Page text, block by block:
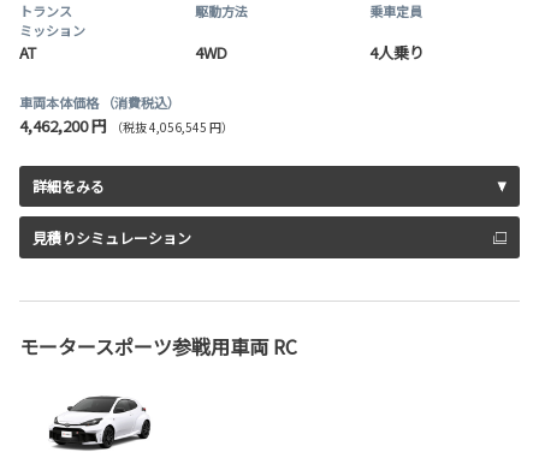
トランス
ミッション
AT
駆動方法
4WD
乗車定員
4人乗り
車両本体価格 （消費税込）
4,462,200 円 （税抜 4,056,545 円）
詳細をみる
見積りシミュレーション
モータースポーツ参戦用車両 RC